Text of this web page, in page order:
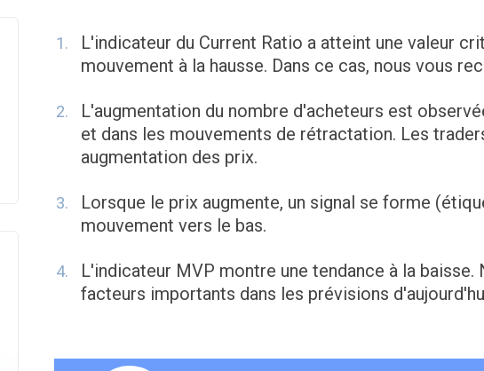
L'indicateur du Current Ratio a atteint une valeur
mouvement à la hausse. Dans ce cas, nous vous
L'augmentation du nombre d'acheteurs est
et dans les mouvements de rétractation. Les
augmentation des prix.
Lorsque le prix augmente, un signal se forme
mouvement vers le bas.
L'indicateur MVP montre une tendance à la
facteurs importants dans les prévisions